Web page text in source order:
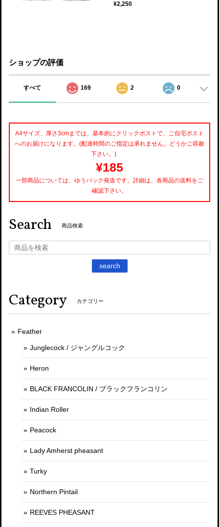
¥2,250
ショップの評価
すべて 169 2 0
A4サイズ、厚さ3cmまでは、基本的にクリックポストで、ご自宅ポスト
へのお届けになります。(配達時間のご指定は承れません。どうかご容赦
下さい。)
¥185
一部商品については、ゆうパック発送です。詳細は、各商品の送料をご
確認下さい。
Search 商品検索
search
Category カテゴリー
Feather
Junglecock / ジャングルコック
Heron
BLACK FRANCOLIN / ブラックフランコリン
Indian Roller
Peacock
Lady Amherst pheasant
Turky
Northern Pintail
REEVES PHEASANT